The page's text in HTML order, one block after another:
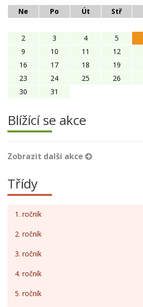
Ne
Po Út Stř
2
3 4 5
9
10 11 12
16
17 18 19
23
24 25 26
30
31
Blížící se akce
Zobrazit další akce
Třídy
1. ročník
2. ročník
3. ročník
4. ročník
5. ročník